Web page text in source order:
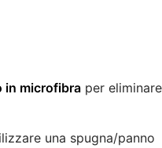
in microfibra per eliminare
una spugna/panno